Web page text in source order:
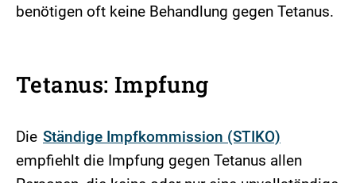
benötigen oft keine Behandlung gegen Tetanus.
Tetanus: Impfung
Die Ständige Impfkommission (STIKO)
empfiehlt die Impfung gegen Tetanus allen